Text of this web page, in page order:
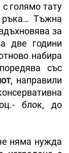
голямо тату
Тъжна
за
две години
набира
със
, направили
блок, до
няма нужда